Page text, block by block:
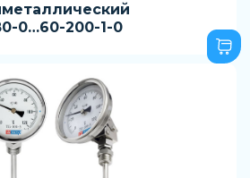
0…60-200-1-0